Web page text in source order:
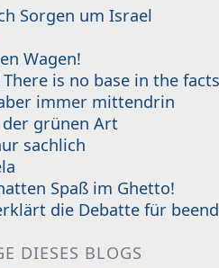
Sorgen um Israel
Wagen!
is no base in the
immer mittendrin
grünen Art
sachlich
Spaß im Ghetto!
die Debatte für
DIESES BLOGS